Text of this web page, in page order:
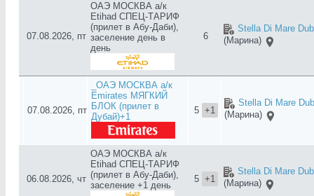
07.08.2026, пт
ОАЭ МОСКВА а/к
Etihad СПЕЦ-ТАРИФ
(прилет в Абу-Даби),
заселение день в
день
6
Stella Di Mare
(Марина)
07.08.2026, пт
_ОАЭ МОСКВА а/к
Emirates МЯГКИЙ
БЛОК (прилет в
Дубай)+1
5 +1
Stella Di Mare
(Марина)
06.08.2026, чт
ОАЭ МОСКВА а/к
Etihad СПЕЦ-ТАРИФ
(прилет в Абу-Даби),
заселение +1 день
5 +1
Stella Di Mare
(Марина)